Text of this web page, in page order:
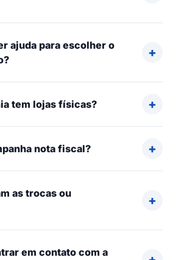
ajuda para escolher o
tem lojas físicas?
nota fiscal?
as trocas ou
em contato com a